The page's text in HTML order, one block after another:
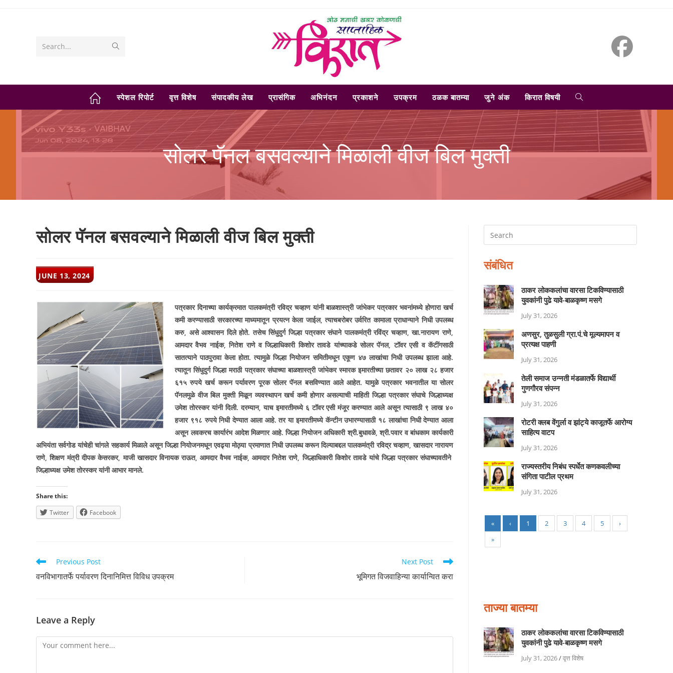
Search...
स्पेशल रिपोर्ट वृत्त विशेष संपादकीय लेख प्रासंगिक अभिनंदन प्रकाशने उपक्रम ठळक बातम्या जुने अंक किरात विषयी TOGGLE
WEBSITE
SEARCH
सोलर पॅनल बसवल्याने मिळाली वीज बिल मुक्ती
सोलर पॅनल बसवल्याने मिळाली वीज बिल मुक्ती
POST
PUBLISHED:
JUNE 13, 2024
पत्रकार दिनाच्या कार्यक्रमात पालकमंत्री रविद्र चव्हाण यांनी बाळशास्त्री जांभेकर पत्रकार भवनांमध्ये होणारा खर्च
कमी करण्यासाठी सरकारच्या माध्यमातून प्रयत्न केला जाईल,त्याचबरोबर उर्वरितकामाला प्राधान्याने निधी उपलब्ध
करु, असे आश्वासन दिले होते. तसेच सिंधुदुर्गजिल्हा पत्रकार संघाने पालकमंत्री रविंद्रचव्हाण,खा.नारायण राणे,
आमदार वैभव नाईक,नितेश राणे व जिल्हाधिकारी किशोर तावडे यांच्याकडे सोलर पॅनल,टॉवर एसी व कॅटींगसाठी
सातत्याने पाठपुरावा केला होता. त्यामुळे जिल्हा नियोजन समितीमधून एकूण ४७ लाखांचा निधी उपलब्ध झाला आहे.
त्यातून सिंधुदुर्ग जिल्हा मराठी पत्रकार संघाच्या बाळशास्त्री जांभेकर स्मारक इमारतीच्या छतावर २० लाख २८ हजार
६१५ रुपये खर्च करून पर्यावरण पूरक सोलर पॅनल बसविण्यात आले आहेत. यामुळे पत्रकार भवनातील या सोलर
पॅनलमुळे वीज बिल मुक्ती मिळून व्यवस्थापन खर्च कमी होणार असल्याची माहिती जिल्हा पत्रकार संघाचे जिल्हाध्यक्ष
उमेश तोरस्कर यांनी दिली. दरम्यान,याच इमारतीमध्ये ६ टॉवर एसी मंजूर करण्यात आले असून त्यासाठी ९ लाख ४०
हजार ९१८ रुपये निधी देण्यात आला आहे. तर या इमारतीमध्ये कॅन्टीन उभारण्यासाठी १८ लाखांचा निधी देण्यात आला
असून लवकरच कार्यारंभ आदेश मिळणार आहे. जिल्हा नियोजन अधिकारी श्री.बुधावळे,श्री.पवार व बांधकाम कार्यकारी
अभियंता सर्वगोड यांचेही चांगले सहकार्य मिळाले असून जिल्हा नियोजनमधून एवढ्या मोठ्या प्रमाणात निधी उपलब्ध करून दिल्याबद्दल पालकमंत्री रविद्र चव्हाण,खासदार नारायण
राणे,शिक्षण मंत्री दीपक केसरकर,माजी खासदार विनायक राऊत, आमदार वैभव नाईक,आमदार नितेश राणे,जिल्हाधिकारी किशोर तावडे यांचेजिल्हा पत्रकार संघाच्यावतीने
जिल्हाध्यक्ष उमेश तोरस्कर यांनी आभार मानले.
Share this:
Twitter
Facebook
Read
more
articles
Previous Post
वनविभागातर्फे पर्यावरण दिनानिमित्त विविध उपक्रम
Next Post
भूमिगत विजवाहिन्या कार्यान्वित करा
Leave a Reply
Comment
संबंधित
ठाकर लोककलांचा वारसा टिकविण्यासाठी
युवकांनी पुढे यावे-बाळकृष्ण मसगे
July 31, 2026
अणसुर, तुळसुली ग्रा.पं.चे मूल्यमापन व
प्रत्यक्ष पाहणी
July 31, 2026
तेली समाज उन्नती मंडळातर्फे विद्यार्थी
गुणगौरव संपन्न
July 31, 2026
रोटरी क्लब वेंगुर्ला व झांट्ये काजूतर्फे आरोग्य
साहित्य वाटप
July 31, 2026
राज्यस्तरीय निबंध स्पर्धेत कणकवलीच्या
संगिता पाटील प्रथम
July 31, 2026
« ‹ 1 2 3 4 5
›
»
ताज्या बातम्या
ठाकर लोककलांचा वारसा टिकविण्यासाठी
युवकांनी पुढे यावे-बाळकृष्ण मसगे
July 31, 2026/वृत्त विशेष